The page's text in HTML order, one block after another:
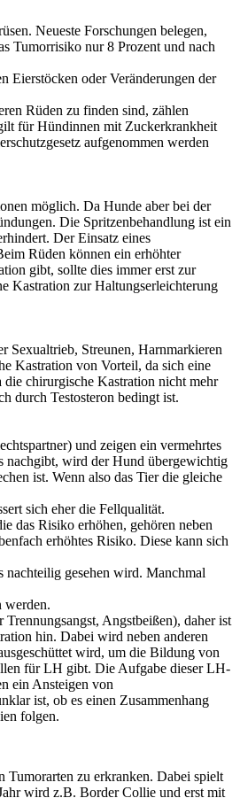
Neueste Forschungen belegen,
Tumorrisiko nur 8 Prozent und nach
Eierstöcken oder Veränderungen der
Rüden zu finden sind, zählen
für Hündinnen mit Zuckerkrankheit
aufgenommen werden
möglich. Da Hunde aber bei der
Die Spritzenbehandlung ist ein
Der Einsatz eines
Rüden können ein erhöhter
gibt, sollte dies immer erst zur
Kastration zur Haltungserleichterung
Sexualtrieb, Streunen, Harnmarkieren
Kastration von Vorteil, da sich eine
die chirurgische Kastration nicht mehr
durch Testosteron bedingt ist.
und zeigen ein vermehrtes
nachgibt, wird der Hund übergewichtig
ist. Wenn also das Tier die gleiche
sich eher die Fellqualität.
das Risiko erhöhen, gehören neben
erhöhtes Risiko. Diese kann sich
nachteilig gesehen wird. Manchmal
und sollte unterbunden werden.
Angstbeißen), daher ist
hin. Dabei wird neben anderen
wird, um die Bildung von
für LH gibt. Die Aufgabe dieser LH-
ein Ansteigen von
ist, ob es einen Zusammenhang
folgen.
Tumorarten zu erkranken. Dabei spielt
wird z.B. Border Collie und erst mit